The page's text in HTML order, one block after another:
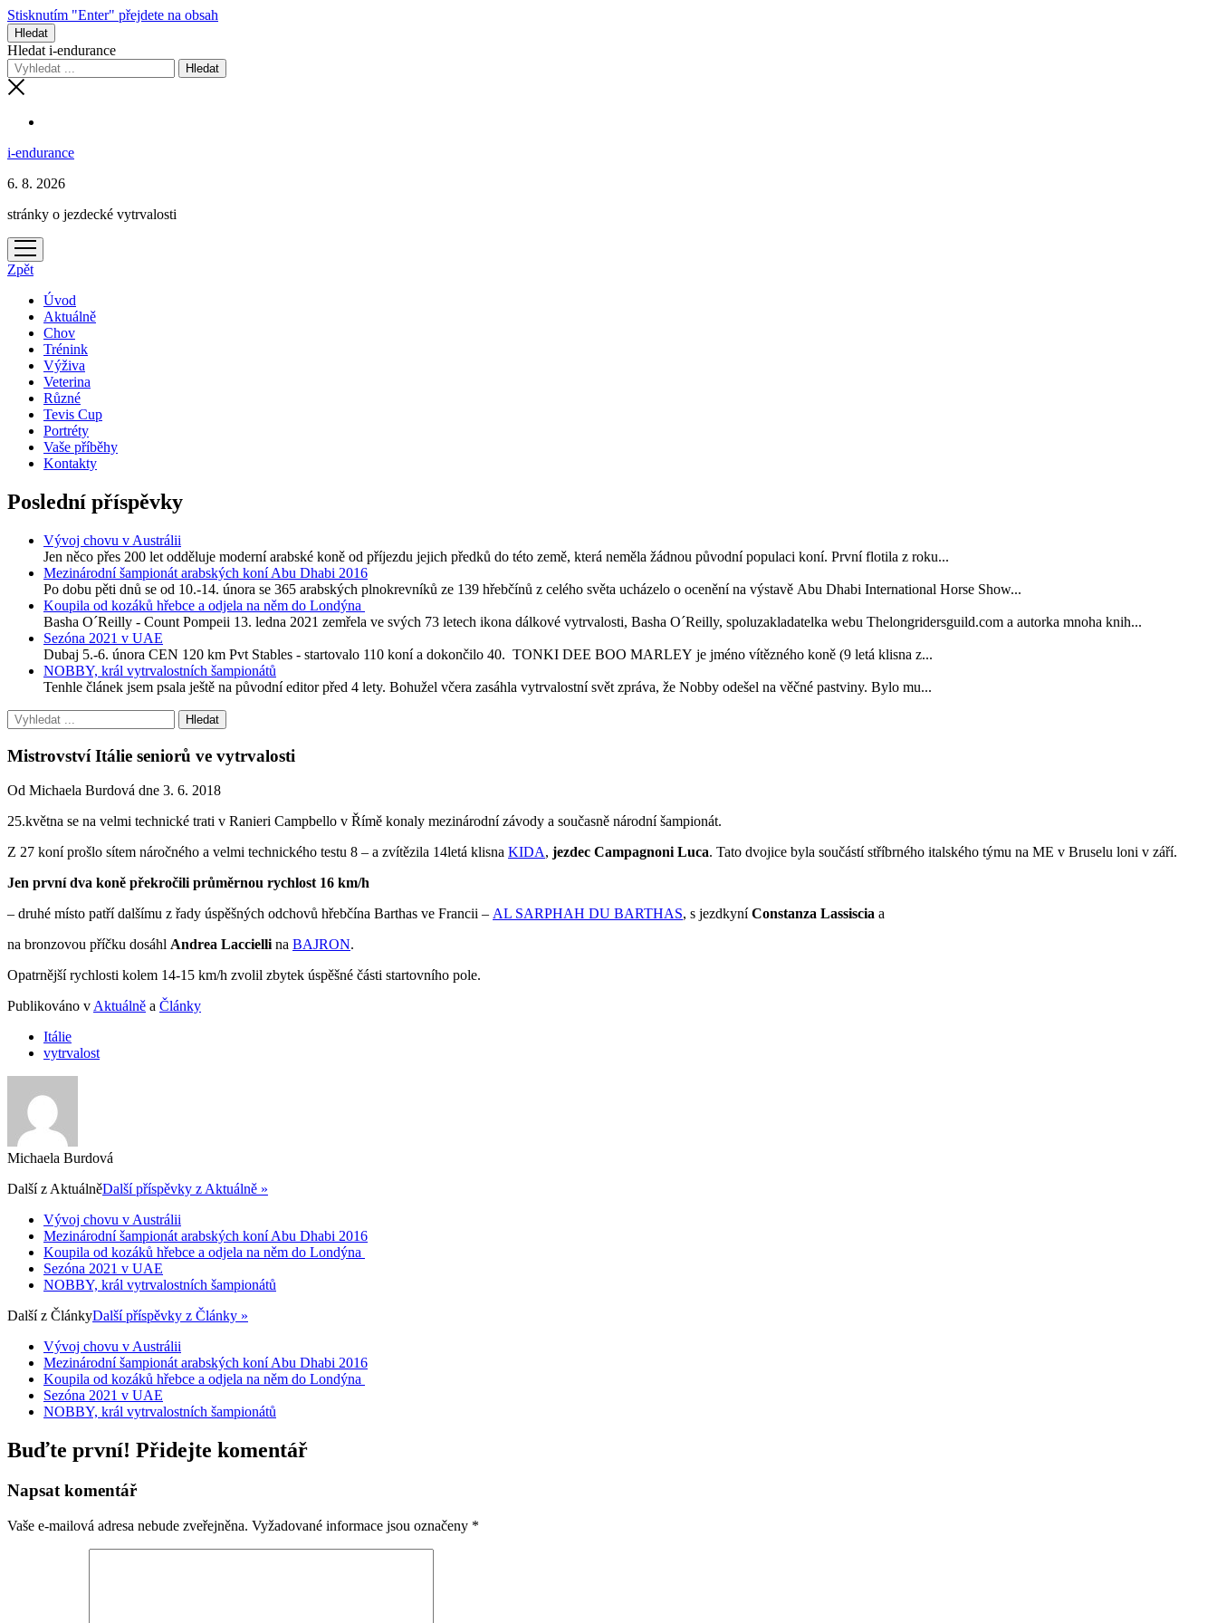
Stisknutím "Enter" přejdete na obsah
Hledat
Hledat i-endurance
i-endurance
6. 8. 2026
stránky o jezdecké vytrvalosti
otevřít
menu
Zpět
Úvod
Aktuálně
Chov
Trénink
Výživa
Veterina
Různé
Tevis Cup
Portréty
Vaše příběhy
Kontakty
Poslední příspěvky
Vývoj chovu v Austrálii
Jen něco přes 200 let odděluje moderní arabské koně od příjezdu jejich předků do této země, která neměla žádnou původní populaci koní. První flotila z roku...
Mezinárodní šampionát arabských koní Abu Dhabi 2016
Po dobu pěti dnů se od 10.-14. února se 365 arabských plnokrevníků ze 139 hřebčínů z celého světa ucházelo o ocenění na výstavě Abu Dhabi International Horse Show...
Koupila od kozáků hřebce a odjela na něm do Londýna
Basha O´Reilly - Count Pompeii 13. ledna 2021 zemřela ve svých 73 letech ikona dálkové vytrvalosti, Basha O´Reilly, spoluzakladatelka webu Thelongridersguild.com a autorka mnoha knih...
Sezóna 2021 v UAE
Dubaj 5.-6. února CEN 120 km Pvt Stables - startovalo 110 koní a dokončilo 40. TONKI DEE BOO MARLEY je jméno vítězného koně (9 letá klisna z...
NOBBY, král vytrvalostních šampionátů
Tenhle článek jsem psala ještě na původní editor před 4 lety. Bohužel včera zasáhla vytrvalostní svět zpráva, že Nobby odešel na věčné pastviny. Bylo mu...
Mistrovství Itálie seniorů ve vytrvalosti
Od Michaela Burdová dne 3. 6. 2018
25.května se na velmi technické trati v Ranieri Campbello v Římě konaly mezinárodní závody a současně národní šampionát.
Z 27 koní prošlo sítem náročného a velmi technického testu 8 – a zvítězila 14letá klisna KIDA, jezdec Campagnoni Luca. Tato dvojice byla součástí stříbrného italského týmu na ME v Bruselu loni v září.
Jen první dva koně překročili průměrnou rychlost 16 km/h
– druhé místo patří dalšímu z řady úspěšných odchovů hřebčína Barthas ve Francii – AL SARPHAH DU BARTHAS, s jezdkyníConstanza Lassiscia a
na bronzovou příčku dosáhl Andrea Laccielli na BAJRON.
Opatrnější rychlosti kolem 14-15 km/h zvolil zbytek úspěšné části startovního pole.
Publikováno v Aktuálně a Články
Itálie
vytrvalost
Michaela Burdová
Další z AktuálněDalší příspěvky z Aktuálně »
Vývoj chovu v Austrálii
Mezinárodní šampionát arabských koní Abu Dhabi 2016
Koupila od kozáků hřebce a odjela na něm do Londýna
Sezóna 2021 v UAE
NOBBY, král vytrvalostních šampionátů
Další z ČlánkyDalší příspěvky z Články »
Vývoj chovu v Austrálii
Mezinárodní šampionát arabských koní Abu Dhabi 2016
Koupila od kozáků hřebce a odjela na něm do Londýna
Sezóna 2021 v UAE
NOBBY, král vytrvalostních šampionátů
Buďte první! Přidejte komentář
Napsat komentář
Vaše e-mailová adresa nebude zveřejněna. Vyžadované informace jsou označeny *